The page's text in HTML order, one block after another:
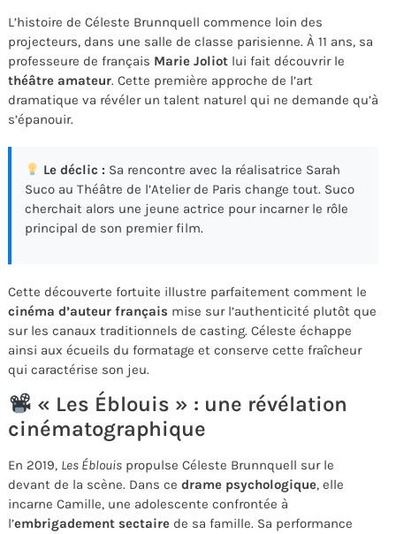
L’histoire de Céleste Brunnquell commence loin des
projecteurs, dans une salle de classe parisienne. À 11 ans, sa
professeure de français Marie Joliot lui fait découvrir le
théâtre amateur. Cette première approche de l’art
dramatique va révéler un talent naturel qui ne demande qu’à
s’épanouir.
Le déclic : Sa rencontre avec la réalisatrice Sarah
Suco au Théâtre de l’Atelier de Paris change tout. Suco
cherchait alors une jeune actrice pour incarner le rôle
principal de son premier film.
Cette découverte fortuite illustre parfaitement comment le
cinéma d’auteur français mise sur l’authenticité plutôt que
sur les canaux traditionnels de casting. Céleste échappe
ainsi aux écueils du formatage et conserve cette fraîcheur
qui caractérise son jeu.
« Les Éblouis » : une révélation
cinématographique
En 2019, Les Éblouis propulse Céleste Brunnquell sur le
devant de la scène. Dans ce drame psychologique, elle
incarne Camille, une adolescente confrontée à
l’embrigadement sectaire de sa famille. Sa performance